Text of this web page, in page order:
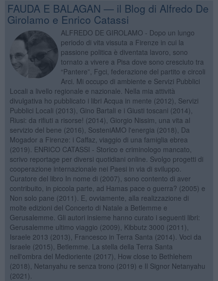
FAUDA E BALAGAN — il Blog di Alfredo De
Girolamo e Enrico Catassi
ALFREDO DE GIROLAMO - Dopo un lungo
periodo di vita vissuta a Firenze in cui la
passione politica è diventata lavoro, sono
tornato a vivere a Pisa dove sono cresciuto tra
“Pantere”, Fgci, federazione del partito e circoli
Arci. Mi occupo di ambiente e Servizi Pubblici
Locali a livello regionale e nazionale. Nella mia attività
divulgativa ho pubblicato i libri Acqua in mente (2012), Servizi
Pubblici Locali (2013), Gino Bartali e i Giusti toscani (2014),
Riusi: da rifiuti a risorse! (2014), Giorgio Nissim, una vita al
servizio del bene (2016), SosteniAMO l'energia (2018), Da
Mogador a Firenze: i Caffaz, viaggio di una famiglia ebrea
(2019). ENRICO CATASSI - Storico e criminologo mancato,
scrivo reportage per diversi quotidiani online. Svolgo progetti di
cooperazione internazionale nei Paesi in via di sviluppo.
Curatore del libro In nome di (2007), sono contento di aver
contribuito, in piccola parte, ad Hamas pace o guerra? (2005) e
Non solo pane (2011). E, ovviamente, alla realizzazione di
molte edizioni del Concerto di Natale a Betlemme e
Gerusalemme. Gli autori insieme hanno curato i seguenti libri:
Gerusalemme ultimo viaggio (2009), Kibbutz 3000 (2011),
Israele 2013 (2013), Francesco in Terra Santa (2014). Voci da
Israele (2015), Betlemme. La stella della Terra Santa
nell'ombra del Medioriente (2017), How close to Bethlehem
(2018), Netanyahu re senza trono (2019) e Il Signor Netanyahu
(2021).